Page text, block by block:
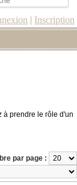
| Inscription
à prendre le rôle d'un
par page :